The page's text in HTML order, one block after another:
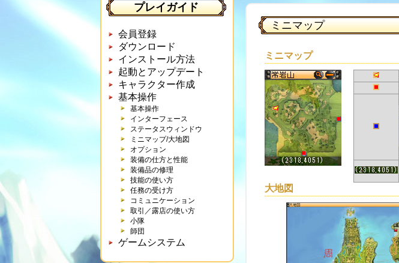
プレイガイド
会員登録
ダウンロード
インストール方法
起動とアップデート
キャラクター作成
基本操作
基本操作
インターフェース
ステータスウィンドウ
ミニマップ/大地図
オプション
装備の仕方と性能
装備品の修理
技能の使い方
任務の受け方
コミュニケーション
取引／露店の使い方
小隊
師団
ゲームシステム
ミニマップ
ミニマップ
大地図